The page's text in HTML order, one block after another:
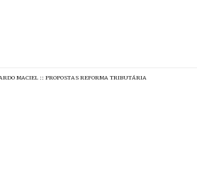
MACIEL :: PROPOSTAS REFORMA TRIBUTÁRIA